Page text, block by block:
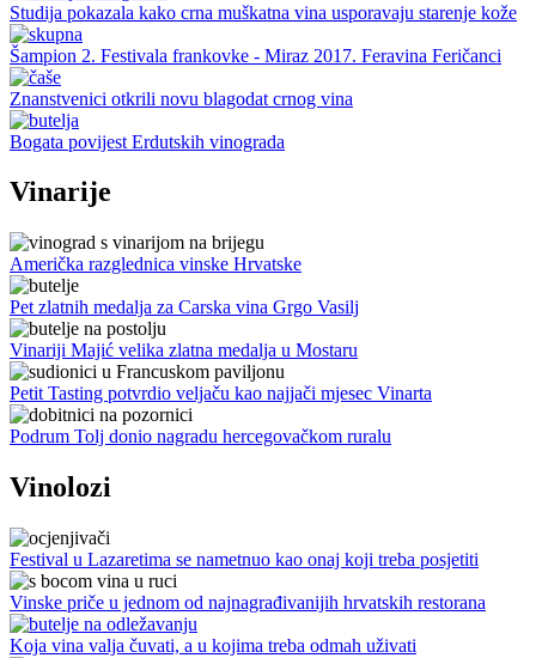
Studija pokazala kako crna muškatna vina usporavaju starenje kože
Šampion 2. Festivala frankovke - Miraz 2017. Feravina Feričanci
Znanstvenici otkrili novu blagodat crnog vina
Bogata povijest Erdutskih vinograda
Vinarije
Američka razglednica vinske Hrvatske
Pet zlatnih medalja za Carska vina Grgo Vasilj
Vinariji Majić velika zlatna medalja u Mostaru
Petit Tasting potvrdio veljaču kao najjači mjesec Vinarta
Podrum Tolj donio nagradu hercegovačkom ruralu
Vinolozi
Festival u Lazaretima se nametnuo kao onaj koji treba posjetiti
Vinske priče u jednom od najnagrađivanijih hrvatskih restorana
Koja vina valja čuvati, a u kojima treba odmah uživati